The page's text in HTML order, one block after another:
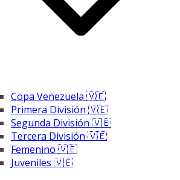
Copa Venezuela 🇻🇪
Primera División 🇻🇪
Segunda División 🇻🇪
Tercera División 🇻🇪
Femenino 🇻🇪
Juveniles 🇻🇪